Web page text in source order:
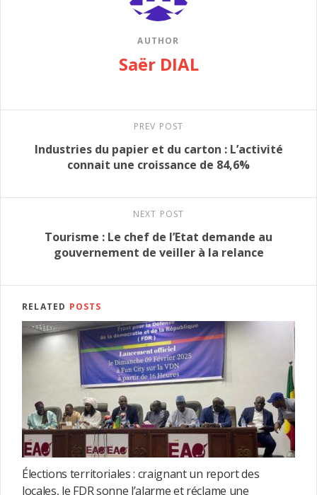
AUTHOR
Saër DIAL
PREV POST
Industries du papier et du carton : L’activité
connait une croissance de 84,6%
NEXT POST
Tourisme : Le chef de l’Etat demande au
gouvernement de veiller à la relance
RELATED POSTS
Élections territoriales : craignant un report des
locales, le FDR sonne l’alarme et réclame une